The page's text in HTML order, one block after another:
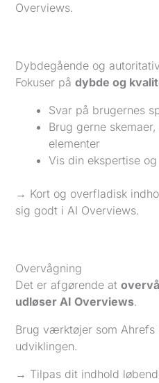
Overviews.
Dybdegående og
Fokuser pådybde og
Svar på brugernes
Brug gerne
elementer
Vis din ekspertise
→ Kort og overfladisk
sig godt i AI Overviews.
Overvågning
Det er afgørende at
udløser AI Overviews.
Brug værktøjer som
udviklingen.
→ Tilpas dit indhold